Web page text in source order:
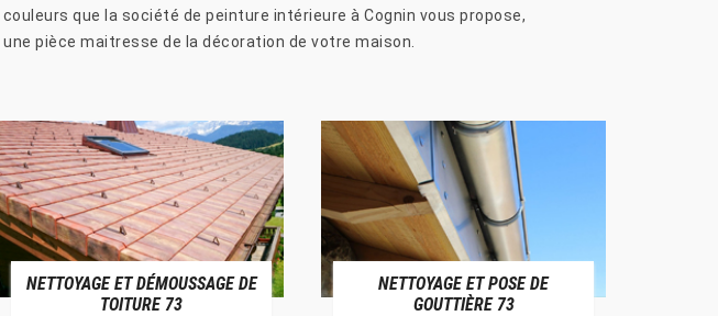
que la société de peinture intérieure à Cognin vous propose,
pièce maitresse de la décoration de votre maison.
NETTOYAGE ET DÉMOUSSAGE DE
TOITURE 73
NETTOYAGE ET POSE DE
GOUTTIÈRE 73